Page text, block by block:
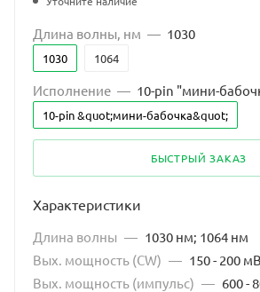
Длина волны, нм — 1030
1030 1064
Исполнение — 10-pin "мини-
10-pin &quot;мини-бабочка&quot;
БЫСТРЫЙ ЗАКАЗ
Характеристики
Длина волны — 1030 нм; 1064 нм
Вых. мощность (CW) — 150 - 200
Вых. мощность (импульс) — 600 -